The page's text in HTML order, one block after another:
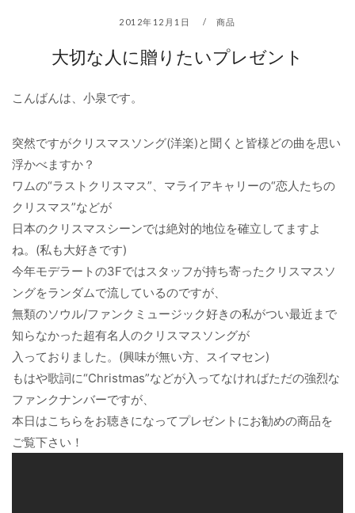
2012年12月1日 商品
大切な人に贈りたいプレゼント
こんばんは、小泉です。
突然ですがクリスマスソング(洋楽)と聞くと皆様どの曲を思い
浮かべますか？
ワムの“ラストクリスマス”、マライアキャリーの“恋人たちの
クリスマス”などが
日本のクリスマスシーンでは絶対的地位を確立してますよ
ね。(私も大好きです)
今年モデラートの3Fではスタッフが持ち寄ったクリスマスソ
ングをランダムで流しているのですが、
無類のソウル/ファンクミュージック好きの私がつい最近まで
知らなかった超有名人のクリスマスソングが
入っておりました。(興味が無い方、スイマセン)
もはや歌詞に“Christmas”などが入ってなければただの強烈な
ファンクナンバーですが、
本日はこちらをお聴きになってプレゼントにお勧めの商品を
ご覧下さい！